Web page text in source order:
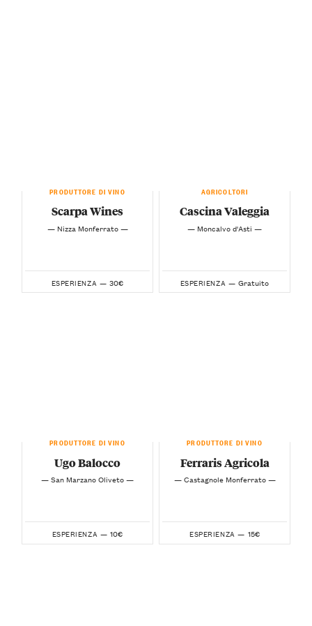
PRODUTTORE DI VINO
Scarpa Wines
— Nizza Monferrato —
ESPERIENZA — 30€
AGRICOLTORI
Cascina Valeggia
— Moncalvo d'Asti —
ESPERIENZA — Gratuito
PRODUTTORE DI VINO
Ugo Balocco
— San Marzano Oliveto —
ESPERIENZA — 10€
PRODUTTORE DI VINO
Ferraris Agricola
— Castagnole Monferrato —
ESPERIENZA — 15€